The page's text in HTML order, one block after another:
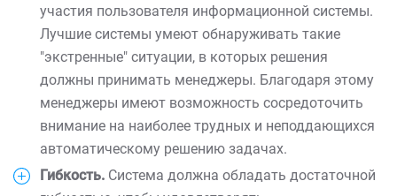
участия пользователя информационной системы.
Лучшие системы умеют обнаруживать такие
"экстренные" ситуации, в которых решения
должны принимать менеджеры. Благодаря этому
менеджеры имеют возможность сосредоточить
внимание на наиболее трудных и неподдающихся
автоматическому решению задачах.
Гибкость. Система должна обладать достаточной